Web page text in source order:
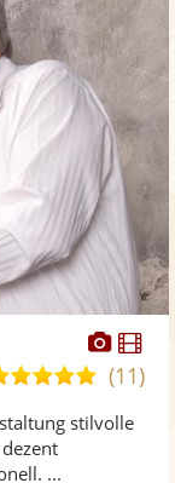
Fotos
4,9
5
(11)
stilvolle
...